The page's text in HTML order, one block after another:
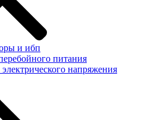
и ибп
питания
напряжения